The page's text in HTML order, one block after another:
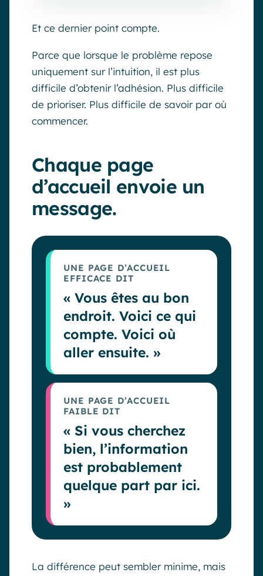
Et ce dernier point compte.
Parce que lorsque le problème repose
uniquement sur l’intuition, il est plus
difficile d’obtenir l’adhésion. Plus difficile
de prioriser. Plus difficile de savoir par où
commencer.
Chaque page
d’accueil envoie un
message.
UNE PAGE D’ACCUEIL
EFFICACE DIT
« Vous êtes au bon
endroit. Voici ce qui
compte. Voici où
aller ensuite. »
UNE PAGE D’ACCUEIL
FAIBLE DIT
« Si vous cherchez
bien, l’information
est probablement
quelque part par ici.
»
La différence peut sembler minime, mais